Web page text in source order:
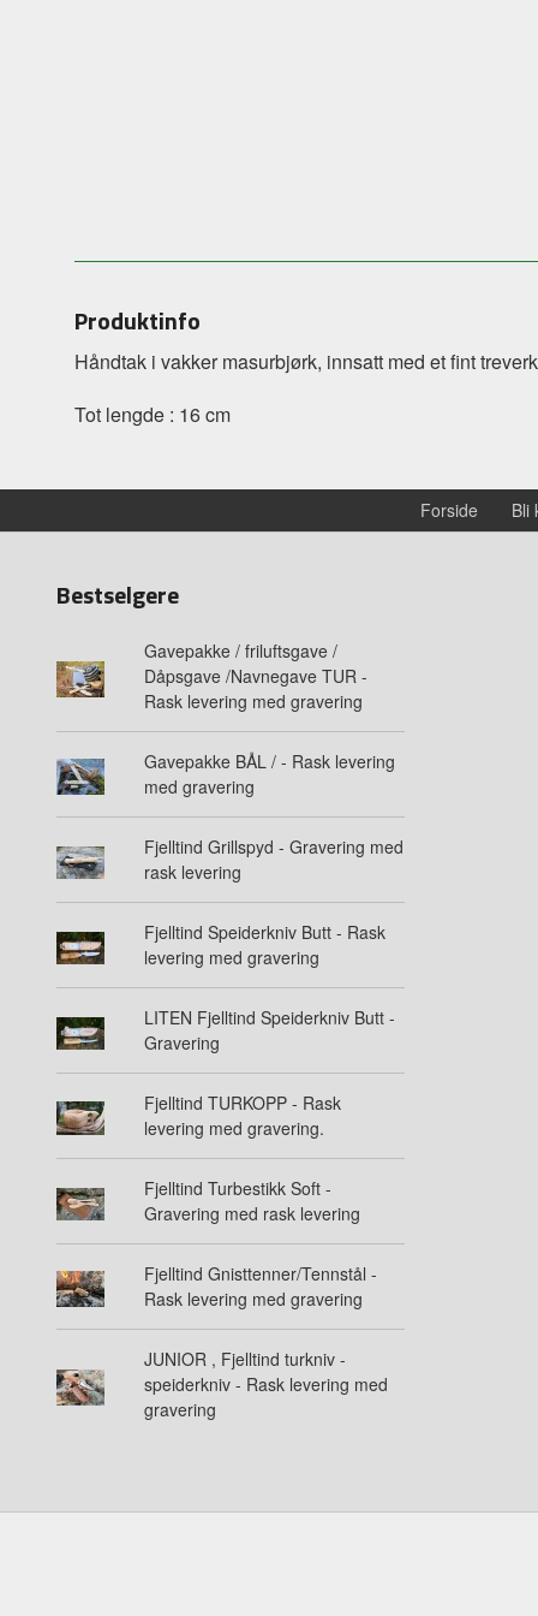
Produktinfo
Håndtak i vakker masurbjørk, innsatt med et fint
Tot lengde : 16 cm
Forside Bli
Bestselgere
Gavepakke / friluftsgave /
Dåpsgave /Navnegave TUR -
Rask levering med gravering
Gavepakke BÅL / - Rask levering
med gravering
Fjelltind Grillspyd - Gravering med
rask levering
Fjelltind Speiderkniv Butt - Rask
levering med gravering
LITEN Fjelltind Speiderkniv Butt -
Gravering
Fjelltind TURKOPP - Rask
levering med gravering.
Fjelltind Turbestikk Soft -
Gravering med rask levering
Fjelltind Gnisttenner/Tennstål -
Rask levering med gravering
JUNIOR , Fjelltind turkniv -
speiderkniv - Rask levering med
gravering